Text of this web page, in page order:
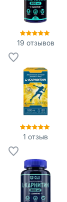
19 отзывов
1 отзыв